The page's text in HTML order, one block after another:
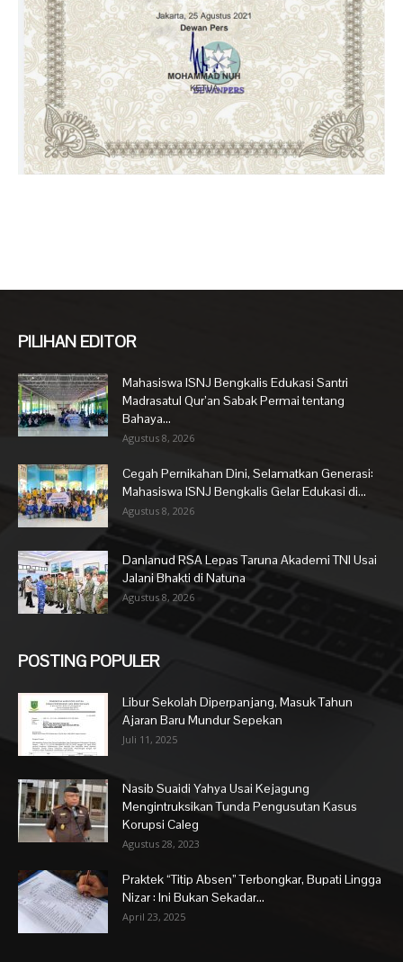
PILIHAN EDITOR
Mahasiswa ISNJ Bengkalis Edukasi Santri
Madrasatul Qur’an Sabak Permai tentang
Bahaya...
Agustus 8, 2026
Cegah Pernikahan Dini, Selamatkan Generasi:
Mahasiswa ISNJ Bengkalis Gelar Edukasi di...
Agustus 8, 2026
Danlanud RSA Lepas Taruna Akademi TNI Usai
Jalani Bhakti di Natuna
Agustus 8, 2026
POSTING POPULER
Libur Sekolah Diperpanjang, Masuk Tahun
Ajaran Baru Mundur Sepekan
Juli 11, 2025
Nasib Suaidi Yahya Usai Kejagung
Mengintruksikan Tunda Pengusutan Kasus
Korupsi Caleg
Agustus 28, 2023
Praktek “Titip Absen” Terbongkar, Bupati Lingga
Nizar : Ini Bukan Sekadar...
April 23, 2025